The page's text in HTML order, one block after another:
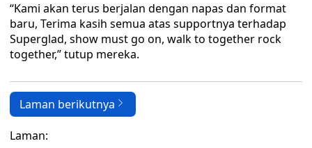
“Kami akan terus berjalan dengan napas dan format
baru, Terima kasih semua atas supportnya terhadap
Superglad, show must go on, walk to together rock
together,” tutup mereka.
Laman berikutnya
Laman: